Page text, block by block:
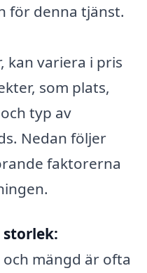
för denna tjänst.
kan variera i pris
som plats,
typ av
Nedan följer
faktorerna
storlek:
mängd är ofta